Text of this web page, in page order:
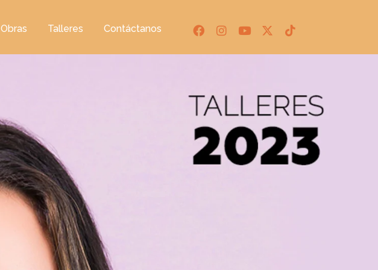
Obras Talleres Contáctanos